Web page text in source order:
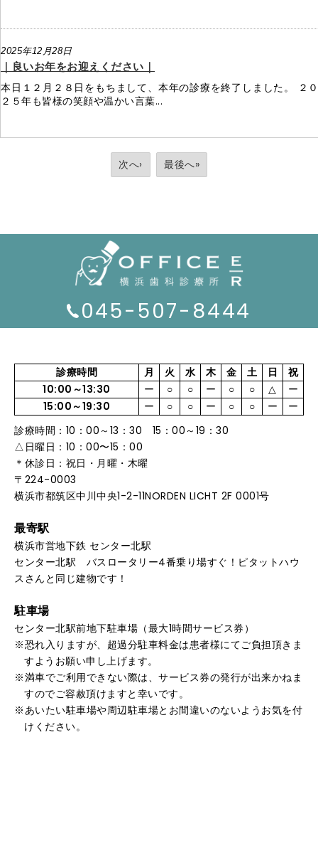
2025年12月28日
｜良いお年をお迎えください｜
本日１２月２８日をもちまして、本年の診療を終了しました。 ２０
２５年も皆様の笑顔や温かい言葉...
次へ› 最後へ»
045-507-8444
診療時間 月 火 水 木 金 土 日
祝
10:00～13:30
ー ○ ○ ー ○ ○ △
ー
15:00～19:30
ー ○ ○ ー ○ ○ ー
ー
診療時間：10：00～13：30 15：00～19：30
△日曜日：10：00〜15：00
＊休診日：祝日・月曜・木曜
〒224-0003
横浜市都筑区中川中央1-2-11NORDEN LICHT 2F 0001号
最寄駅
横浜市営地下鉄 センター北駅
センター北駅 バスロータリー4番乗り場すぐ！ピタットハウ
スさんと同じ建物です！
駐車場
センター北駅前地下駐車場（最大1時間サービス券）
恐れ入りますが、超過分駐車料金は患者様にてご負担頂きま
すようお願い申し上げます。
満車でご利用できない際は、サービス券の発行が出来かねま
すのでご容赦頂けますと幸いです。
あいたい駐車場や周辺駐車場とお間違いのないようお気を付
けください。